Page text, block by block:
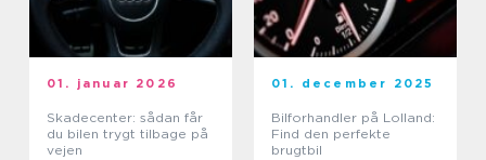
01. januar 2026
Skadecenter: sådan får
du bilen trygt tilbage på
vejen
01. december 2025
Bilforhandler på Lolland:
Find den perfekte
brugtbil